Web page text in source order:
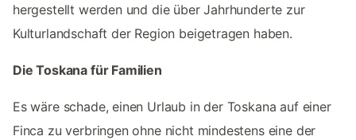
hergestellt werden und die über Jahrhunderte zur
Kulturlandschaft der Region beigetragen haben.
Die Toskana für Familien
Es wäre schade, einen Urlaub in der Toskana auf einer
Finca zu verbringen ohne nicht mindestens eine der